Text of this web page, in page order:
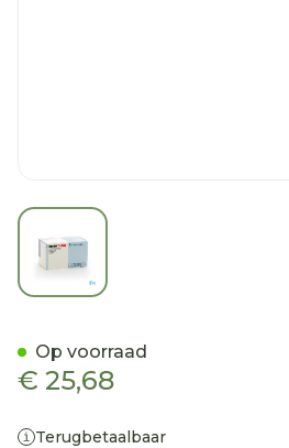
View larger image
€ 25,68
Terugbetaalbaar
Op voorraad